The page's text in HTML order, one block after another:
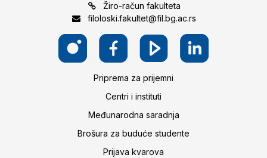
Žiro-račun fakulteta
filoloski.fakultet@fil.bg.ac.rs
Priprema za prijemni
Centri i instituti
Međunarodna saradnja
Brošura za buduće studente
Prijava kvarova